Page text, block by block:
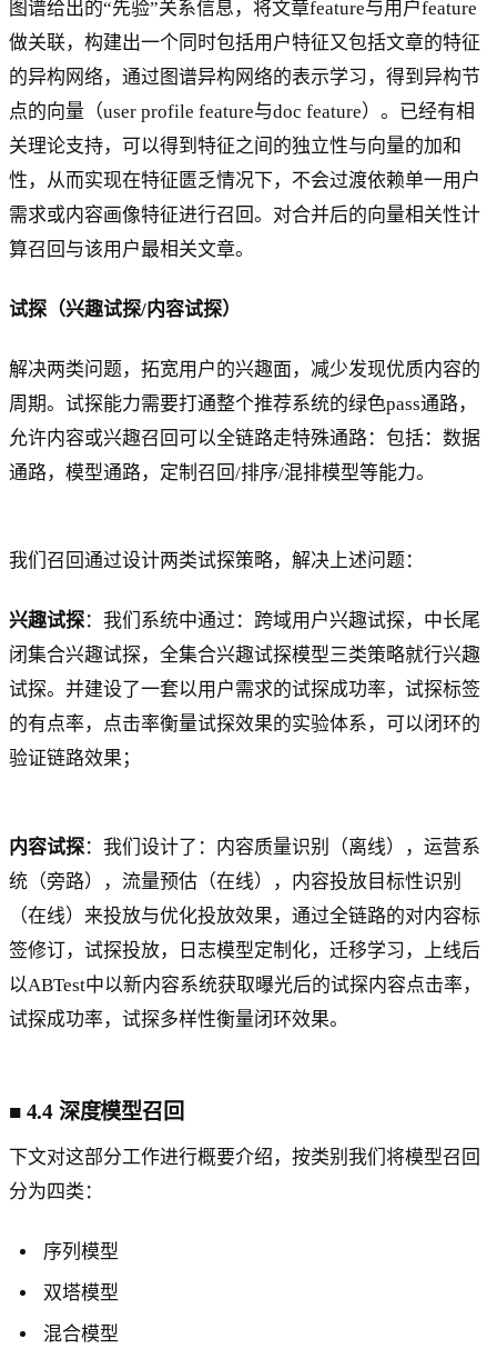
图谱给出的“先验”关系信息，将文章feature与用户feature
做关联，构建出一个同时包括用户特征又包括文章的特征
的异构网络，通过图谱异构网络的表示学习，得到异构节
点的向量（user profile feature与doc feature）。已经有相
关理论支持，可以得到特征之间的独立性与向量的加和
性，从而实现在特征匮乏情况下，不会过渡依赖单一用户
需求或内容画像特征进行召回。对合并后的向量相关性计
算召回与该用户最相关文章。
试探（兴趣试探/内容试探）
解决两类问题，拓宽用户的兴趣面，减少发现优质内容的
周期。试探能力需要打通整个推荐系统的绿色pass通路，
允许内容或兴趣召回可以全链路走特殊通路：包括：数据
通路，模型通路，定制召回/排序/混排模型等能力。
我们召回通过设计两类试探策略，解决上述问题：
兴趣试探：我们系统中通过：跨域用户兴趣试探，中长尾
闭集合兴趣试探，全集合兴趣试探模型三类策略就行兴趣
试探。并建设了一套以用户需求的试探成功率，试探标签
的有点率，点击率衡量试探效果的实验体系，可以闭环的
验证链路效果；
内容试探：我们设计了：内容质量识别（离线），运营系
统（旁路），流量预估（在线），内容投放目标性识别
（在线）来投放与优化投放效果，通过全链路的对内容标
签修订，试探投放，日志模型定制化，迁移学习，上线后
以ABTest中以新内容系统获取曝光后的试探内容点击率，
试探成功率，试探多样性衡量闭环效果。
■ 4.4 深度模型召回
下文对这部分工作进行概要介绍，按类别我们将模型召回
分为四类：
序列模型
双塔模型
混合模型